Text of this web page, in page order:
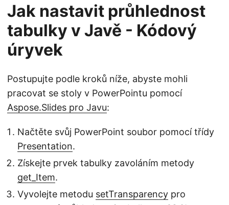
Jak nastavit průhlednost
tabulky v Javě - Kódový
úryvek
Postupujte podle kroků níže, abyste mohli
pracovat se stoly v PowerPointu pomocí
Aspose.Slides pro Javu:
Načtěte svůj PowerPoint soubor pomocí třídy
Presentation.
Získejte prvek tabulky zavoláním metody
get_Item.
Vyvolejte metodu setTransparency pro